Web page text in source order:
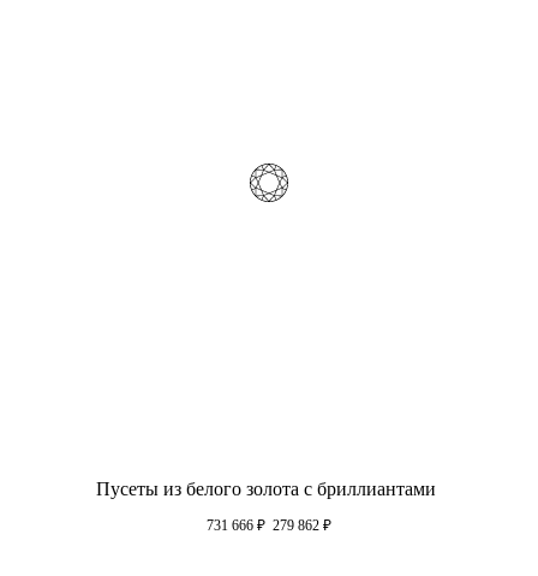
Пусеты из белого золота с бриллиантами
731 666 ₽ 279 862 ₽